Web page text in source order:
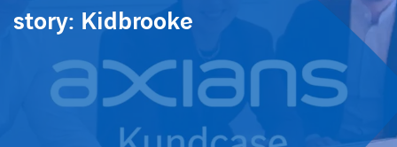
Karriärsida
story: Kidbrooke